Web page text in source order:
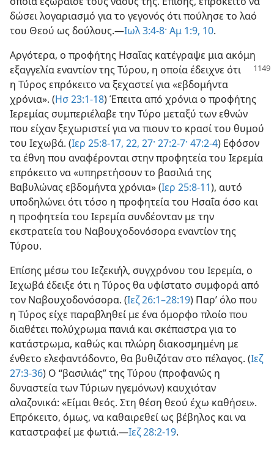
δώσει λογαριασμό για το γεγονός ότι πούλησε το λαό
του Θεού ως δούλους.—Ιωλ 3:4-8· Αμ 1:9, 10.
Αργότερα, ο προφήτης Ησαΐας κατέγραψε μια ακόμη
εξαγγελία εναντίον της Τύρου, η οποία έδειχνε ότι
η Τύρος επρόκειτο να ξεχαστεί για «εβδομήντα
χρόνια». (Ησ 23:1-18) Έπειτα από χρόνια ο προφήτης
Ιερεμίας συμπεριέλαβε την Τύρο μεταξύ των εθνών
που είχαν ξεχωριστεί για να πιουν το κρασί του θυμού
του Ιεχωβά. (Ιερ 25:8-17, 22, 27· 27:2-7· 47:2-4) Εφόσον
τα έθνη που αναφέρονται στην προφητεία του Ιερεμία
επρόκειτο να «υπηρετήσουν το βασιλιά της
Βαβυλώνας εβδομήντα χρόνια» (Ιερ 25:8-11), αυτό
υποδηλώνει ότι τόσο η προφητεία του Ησαΐα όσο και
η προφητεία του Ιερεμία συνδέονταν με την
εκστρατεία του Ναβουχοδονόσορα εναντίον της
Τύρου.
Επίσης μέσω του Ιεζεκιήλ, συγχρόνου του Ιερεμία, ο
Ιεχωβά έδειξε ότι η Τύρος θα υφίστατο συμφορά από
τον Ναβουχοδονόσορα. (Ιεζ 26:1–28:19) Παρ’ όλο που
η Τύρος είχε παραβληθεί με ένα όμορφο πλοίο που
διαθέτει πολύχρωμα πανιά και σκέπαστρα για το
κατάστρωμα, καθώς και πλώρη διακοσμημένη με
ένθετο ελεφαντόδοντο, θα βυθιζόταν στο πέλαγος. (Ιεζ
27:3-36) Ο “βασιλιάς” της Τύρου (προφανώς η
δυναστεία των Τύριων ηγεμόνων) καυχιόταν
αλαζονικά: «Είμαι θεός. Στη θέση θεού έχω καθήσει».
Επρόκειτο, όμως, να καθαιρεθεί ως βέβηλος και να
καταστραφεί με φωτιά.—Ιεζ 28:2-19.